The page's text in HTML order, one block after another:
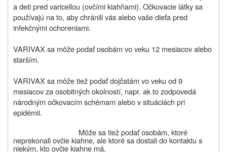
a deti pred varicellou (ovčími kiahňami). Očkovacie látky sa
používajú na to, aby chránili vás alebo vaše dieťa pred
infekčnými ochoreniami.
VARIVAX sa môže podať osobám vo veku 12 mesiacov alebo
starším.
VARIVAX sa môže tiež podať dojčatám vo veku od 9
mesiacov za osobitných okolností, napr. ak to zodpovedá
národným očkovacím schémam alebo v situáciách pri
epidémii.
Môže sa tiež podať osobám, ktoré
neprekonali ovčie kiahne, ale ktoré sa dostali do kontaktu s
niekým, kto ovčie kiahne má.